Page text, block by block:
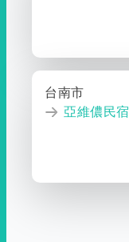
台南市
亞維儂民宿